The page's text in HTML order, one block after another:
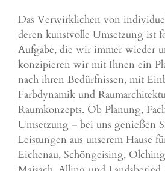
Das Verwirklichen von
deren kunstvolle Umsetzung ist
Aufgabe, die wir immer wieder
konzipieren wir mit Ihnen ein
nach ihren Bedürfnissen, mit
Farbdynamik und
Raumkonzepts. Ob Planung,
Umsetzung – bei uns genießen
Leistungen aus unserem Hause
Eichenau, Schöngeising, Olching